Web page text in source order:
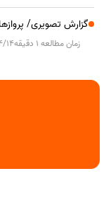
گزارش تصویری/
زمان مطالعه 1 دقیقه 14